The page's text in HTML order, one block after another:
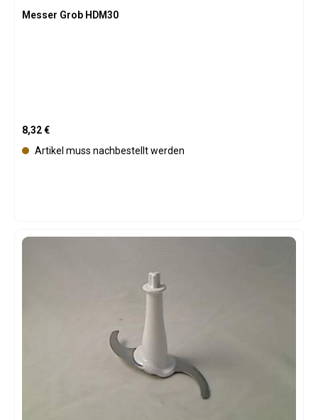
Messer Grob HDM30
Regulärer Preis:
8,32 €
Artikel muss nachbestellt werden